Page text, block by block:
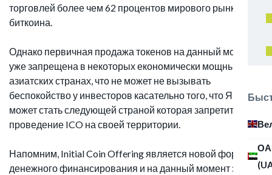
торговлей более чем 62 процентов мирового рынка
биткоина.
Однако первичная продажа токенов на данный момент
уже запрещена в некоторых економически мощных
азиатских странах, что не может не вызывать
беспокойство у инвесторов касательно того, что Япония
может стать следующей страной которая запретит
проведение ICO на своей территории.
Напомним, Initial Coin Offering является новой формой
денежного финансирования и на данный момент это